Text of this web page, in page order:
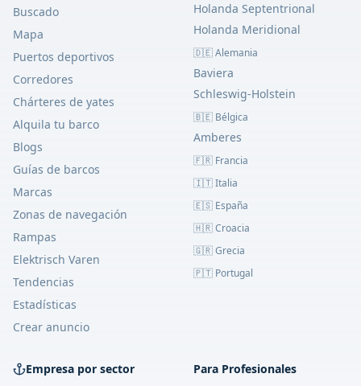
Buscado
Mapa
Puertos deportivos
Corredores
Chárteres de yates
Alquila tu barco
Blogs
Guías de barcos
Marcas
Zonas de navegación
Rampas
Elektrisch Varen
Tendencias
Estadísticas
Crear anuncio
Holanda Septentrional
Holanda Meridional
🇩🇪 Alemania
Baviera
Schleswig-Holstein
🇧🇪 Bélgica
Amberes
🇫🇷 Francia
🇮🇹 Italia
🇪🇸 España
🇭🇷 Croacia
🇬🇷 Grecia
🇵🇹 Portugal
Empresa por sector
Para Profesionales